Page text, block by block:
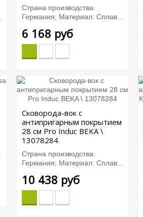
Страна производства:
Германия; Материал: Сплав...
6 168 руб
Сковорода-вок с
антипригарным покрытием
28 см Pro Induc BEKA \
13078284
Страна производства:
Германия; Материал: Сплав...
10 438 руб